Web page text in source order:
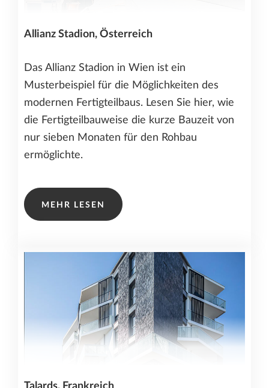
Allianz Stadion, Österreich
Das Allianz Stadion in Wien ist ein
Musterbeispiel für die Möglichkeiten des
modernen Fertigteilbaus. Lesen Sie hier, wie
die Fertigteilbauweise die kurze Bauzeit von
nur sieben Monaten für den Rohbau
ermöglichte.
MEHR LESEN